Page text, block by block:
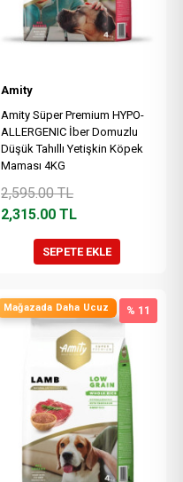
Amity
Amity Süper Premium HYPO-
ALLERGENIC İber Domuzlu
Düşük Tahıllı Yetişkin Köpek
Maması 4KG
2,595.00TL
2,315.00 TL
SEPETE EKLE
Mağazada Daha Ucuz % 11